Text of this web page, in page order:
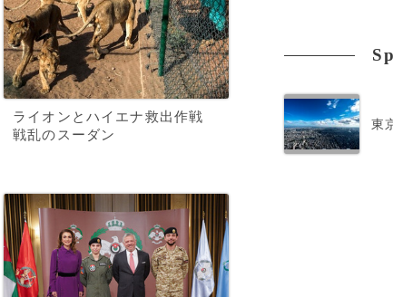
ライオンとハイエナ救出作戦
戦乱のスーダン
東